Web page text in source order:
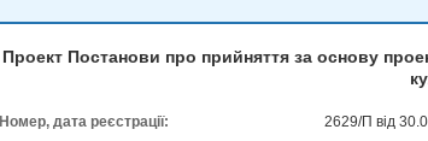
Проект Постанови про прийняття за основу
Номер, дата реєстрації:
2629/П від